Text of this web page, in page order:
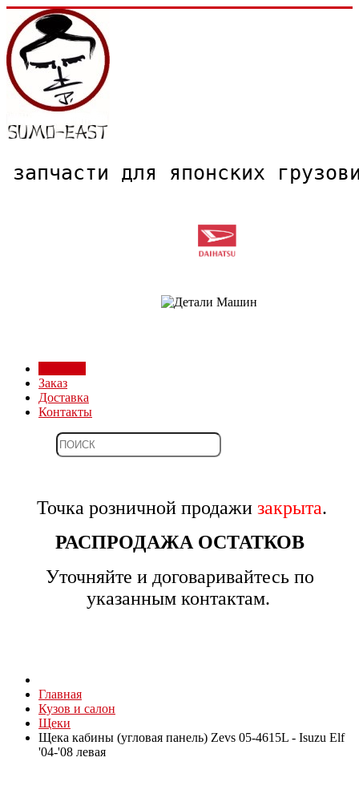
запчасти для японских
Заказ
Доставка
Контакты
Точка розничной продажи закрыта.
РАСПРОДАЖА ОСТАТКОВ
Уточняйте и договаривайтесь по
указанным контактам.
Главная
Кузов и салон
Щеки
Щека кабины (угловая панель) Zevs 05-4615L - Isuzu Elf
'04-'08 левая